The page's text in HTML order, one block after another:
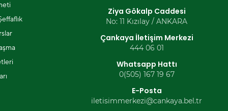
Ziya Gökalp Caddesi
No: 11 Kızılay / ANKARA
Çankaya İletişim Merkezi
444 06 01
Whatsapp Hattı
0(505) 167 19 67
E-Posta
iletisimmerkezi@cankaya.bel.tr